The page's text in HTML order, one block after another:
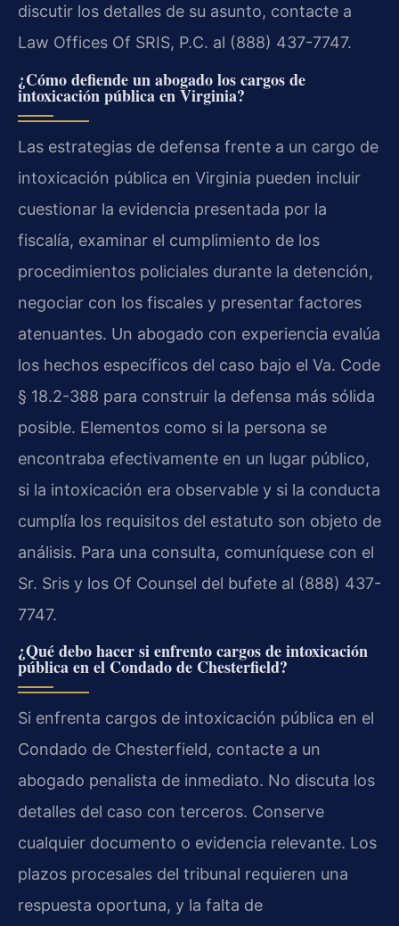
discutir los detalles de su asunto, contacte a
Law Offices Of SRIS, P.C. al (888) 437-7747.
¿Cómo defiende un abogado los cargos de
intoxicación pública en Virginia?
Las estrategias de defensa frente a un cargo de
intoxicación pública en Virginia pueden incluir
cuestionar la evidencia presentada por la
fiscalía, examinar el cumplimiento de los
procedimientos policiales durante la detención,
negociar con los fiscales y presentar factores
atenuantes. Un abogado con experiencia evalúa
los hechos específicos del caso bajo el Va. Code
§ 18.2-388 para construir la defensa más sólida
posible. Elementos como si la persona se
encontraba efectivamente en un lugar público,
si la intoxicación era observable y si la conducta
cumplía los requisitos del estatuto son objeto de
análisis. Para una consulta, comuníquese con el
Sr. Sris y los Of Counsel del bufete al (888) 437-
7747.
¿Qué debo hacer si enfrento cargos de intoxicación
pública en el Condado de Chesterfield?
Si enfrenta cargos de intoxicación pública en el
Condado de Chesterfield, contacte a un
abogado penalista de inmediato. No discuta los
detalles del caso con terceros. Conserve
cualquier documento o evidencia relevante. Los
plazos procesales del tribunal requieren una
respuesta oportuna, y la falta de